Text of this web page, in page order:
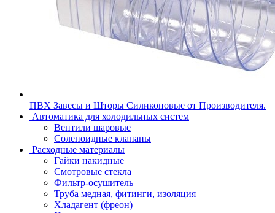
ПВХ Завесы и Шторы Силиконовые от Производителя.
Автоматика для холодильных систем
Вентили шаровые
Соленоидные клапаны
Расходные материалы
Гайки накидные
Смотровые стекла
Фильтр-осушитель
Труба медная, фитинги, изоляция
Хладагент (фреон)